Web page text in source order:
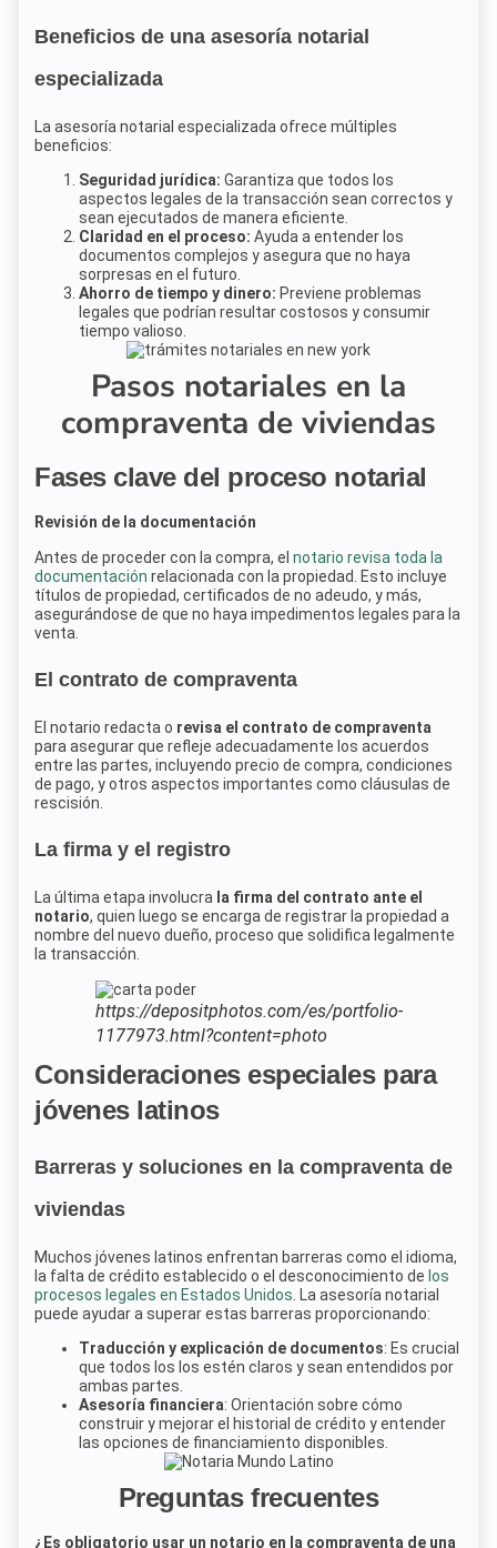
Beneficios de una asesoría notarial
especializada
La asesoría notarial especializada ofrece múltiples
beneficios:
Seguridad jurídica: Garantiza que todos los
aspectos legales de la transacción sean correctos y
sean ejecutados de manera eficiente.
Claridad en el proceso: Ayuda a entender los
documentos complejos y asegura que no haya
sorpresas en el futuro.
Ahorro de tiempo y dinero: Previene problemas
legales que podrían resultar costosos y consumir
tiempo valioso.
Pasos notariales en la
compraventa de viviendas
Fases clave del proceso notarial
Revisión de la documentación
Antes de proceder con la compra, el notario revisa toda la
documentación relacionada con la propiedad. Esto incluye
títulos de propiedad, certificados de no adeudo, y más,
asegurándose de que no haya impedimentos legales para la
venta.
El contrato de compraventa
El notario redacta o revisa el contrato de compraventa
para asegurar que refleje adecuadamente los acuerdos
entre las partes, incluyendo precio de compra, condiciones
de pago, y otros aspectos importantes como cláusulas de
rescisión.
La firma y el registro
La última etapa involucra la firma del contrato ante el
notario, quien luego se encarga de registrar la propiedad a
nombre del nuevo dueño, proceso que solidifica legalmente
la transacción.
https://depositphotos.com/es/portfolio-
1177973.html?content=photo
Consideraciones especiales para
jóvenes latinos
Barreras y soluciones en la compraventa de
viviendas
Muchos jóvenes latinos enfrentan barreras como el idioma,
la falta de crédito establecido o el desconocimiento de los
procesos legales en Estados Unidos . La asesoría notarial
puede ayudar a superar estas barreras proporcionando:
Traducción y explicación de documentos: Es crucial
que todos los los estén claros y sean entendidos por
ambas partes.
Asesoría financiera: Orientación sobre cómo
construir y mejorar el historial de crédito y entender
las opciones de financiamiento disponibles.
Preguntas frecuentes
¿Es obligatorio usar un notario en la compraventa de una